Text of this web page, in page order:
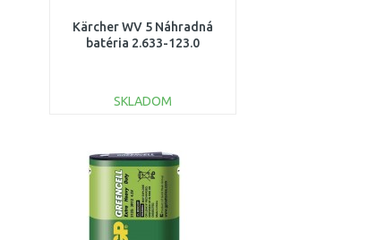
Kärcher WV 5 Náhradná
batéria 2.633-123.0
SKLADOM
Porovnať